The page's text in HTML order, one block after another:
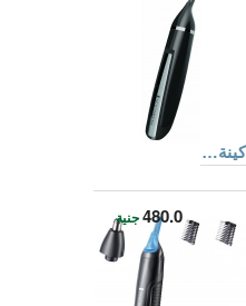
ريمنجتون (NE3350) ماكينة تهذيب لشعر الأنف و الأذن و الحواجب مصممة بزاوية بطريقة صحية
480.0جنية